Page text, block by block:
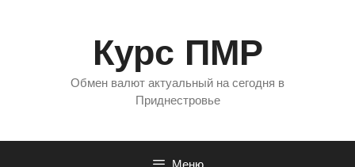
Курс ПМР
Обмен валют актуальный на сегодня в
Приднестровье
Меню